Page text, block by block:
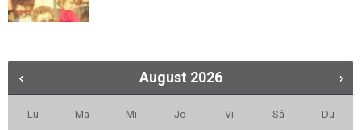
August 2026
Lu Ma Mi Jo Vi Sâ Du